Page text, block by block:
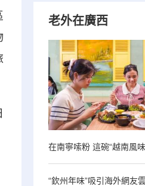
老外在廣西
在南寧嗦粉 這碗“越南風
“欽州年味”吸引海外網友